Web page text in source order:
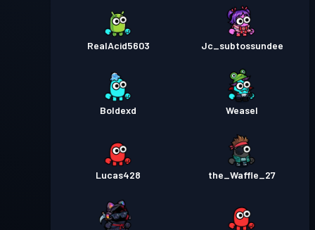
Pass Battaglia
Livello
14
Pass Battaglia Livello 5
RealAcid5603 Jc_subtossundee
Boldexd Weasel
Lucas428 the_Waffle_27